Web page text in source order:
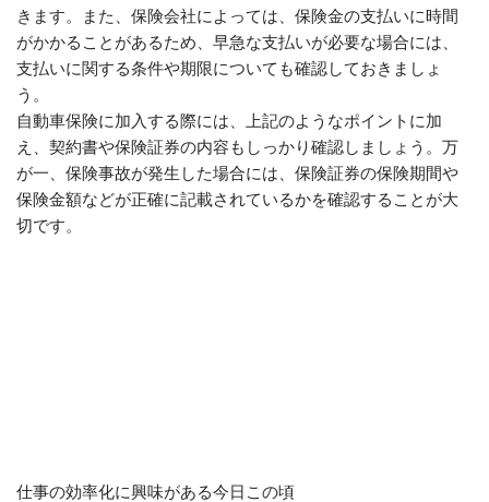
きます。また、保険会社によっては、保険金の支払いに時間
がかかることがあるため、早急な支払いが必要な場合には、
支払いに関する条件や期限についても確認しておきましょ
う。
自動車保険に加入する際には、上記のようなポイントに加
え、契約書や保険証券の内容もしっかり確認しましょう。万
が一、保険事故が発生した場合には、保険証券の保険期間や
保険金額などが正確に記載されているかを確認することが大
切です。
仕事の効率化に興味がある今日この頃